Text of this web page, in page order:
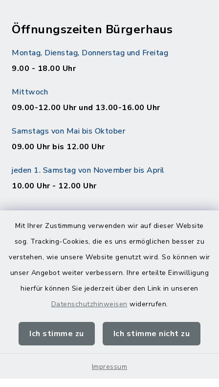
Mit Ihrer Zustimmung verwenden wir auf dieser Website
sog. Tracking-Cookies, die es uns ermöglichen besser zu
verstehen, wie unsere Website genutzt wird. So können wir
unser Angebot weiter verbessern. Ihre erteilte Einwilligung
hierfür können Sie jederzeit über den Link in unseren
Datenschutzhinweisen widerrufen.
Ich stimme zu Ich stimme nicht zu
Impressum
Öffnungszeiten Bürgerhaus
Montag, Dienstag, Donnerstag und Freitag
9.00 - 18.00 Uhr
Mittwoch
09.00-12.00 Uhr und 13.00-16.00 Uhr
Samstags von Mai bis Oktober
09.00 Uhr bis 12.00 Uhr
jeden 1. Samstag von November bis April
10.00 Uhr - 12.00 Uhr
Barrierefreiheit
Impressum
Sitemap